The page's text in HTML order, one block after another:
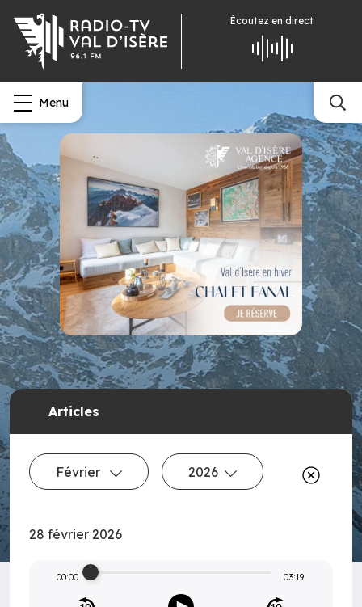
Écoutez en direct
Menu
Articles
Février 2026
28 février 2026
00:00 03:19